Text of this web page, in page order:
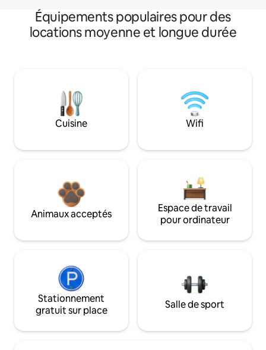
Équipements populaires pour des
locations moyenne et longue durée
Cuisine Wifi
Animaux acceptés
Espace de travail
pour ordinateur
Stationnement
gratuit sur place
Salle de sport